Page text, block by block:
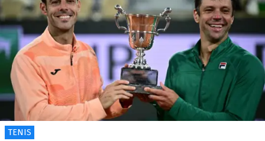
TENIS